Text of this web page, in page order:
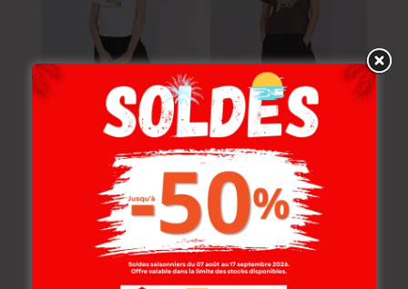
Lois T-Shirt Maille-01
Bella Femme Nat.
Lois T-Shirt Maille-03
Bella Femme Nat.
54.000DT
43.200
-30% -20%